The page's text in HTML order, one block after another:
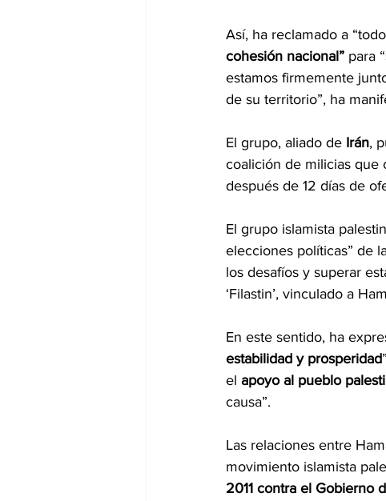
Así, ha reclamado a
cohesión nacional” para
estamos firmemente
de su territorio”, ha
El grupo, aliado de Irán,
coalición de milicias que
después de 12 días de
El grupo islamista
elecciones políticas” de
los desafíos y superar
‘Filastin’, vinculado a
En este sentido, ha
estabilidad y prosperidad
el apoyo al pueblo
causa”.
Las relaciones entre
movimiento islamista
2011 contra el Gobierno